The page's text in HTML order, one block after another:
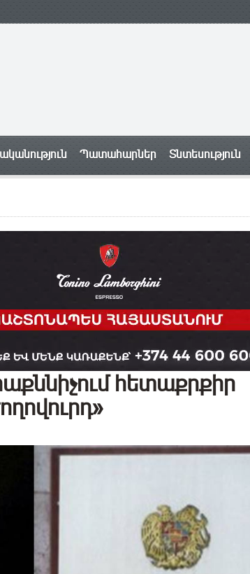
Պատահարներ Տնտեսություն
հետաքրքիր